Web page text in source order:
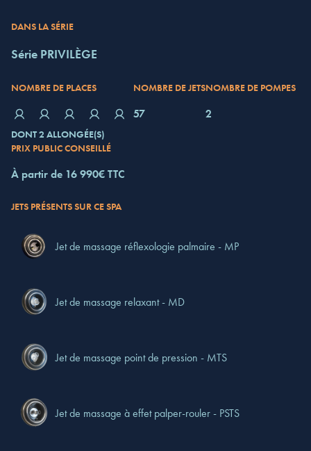
DANS LA SÉRIE
Série PRIVILÈGE
NOMBRE DE PLACES
DONT 2 ALLONGÉE(S)
NOMBRE DE JETS
57
NOMBRE DE POMPES
2
PRIX PUBLIC CONSEILLÉ
À partir de 16 990€ TTC
JETS PRÉSENTS SUR CE SPA
Jet de massage réflexologie palmaire - MP
Jet de massage relaxant - MD
Jet de massage point de pression - MTS
Jet de massage à effet palper-rouler - PSTS